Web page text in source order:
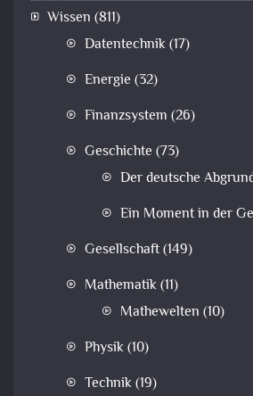
Wissen (811)
Datentechnik(17)
Energie (32)
Finanzsystem (26)
Geschichte (73)
Der deutsche
Ein Moment in der
Gesellschaft(149)
Mathematik(11)
Mathewelten (10)
Physik(10)
Technik(19)